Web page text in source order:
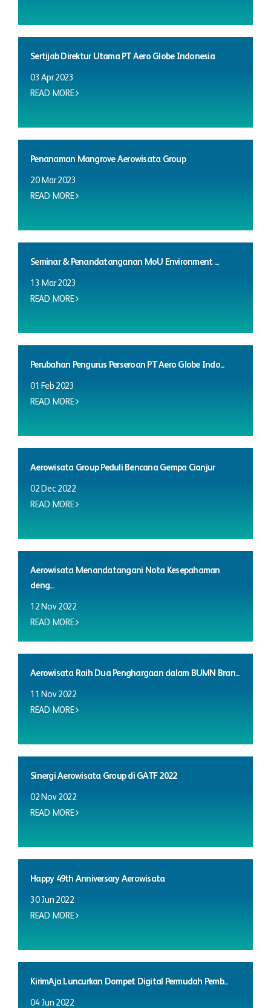
Sertijab Direktur Utama PT Aero Globe Indonesia
03 Apr 2023
READ MORE
Penanaman Mangrove Aerowisata Group
20 Mar 2023
READ MORE
Seminar & Penandatanganan MoU Environment ...
13 Mar 2023
READ MORE
Perubahan Pengurus Perseroan PT Aero Globe Indo...
01 Feb 2023
READ MORE
Aerowisata Group Peduli Bencana Gempa Cianjur
02 Dec 2022
READ MORE
Aerowisata Menandatangani Nota Kesepahaman
deng...
12 Nov 2022
READ MORE
Aerowisata Raih Dua Penghargaan dalam BUMN Bran...
11 Nov 2022
READ MORE
Sinergi Aerowisata Group di GATF 2022
02 Nov 2022
READ MORE
Happy 49th Anniversary Aerowisata
30 Jun 2022
READ MORE
KirimAja Luncurkan Dompet Digital Permudah Pemb...
04 Jun 2022